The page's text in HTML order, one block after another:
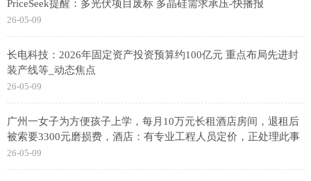
PriceSeek提醒：多光伏项目废标 多晶硅需求承压-快播报
26-05-09
长电科技：2026年固定资产投资预算约100亿元 重点布局先进封
装产线等_动态焦点
26-05-09
广州一女子为方便孩子上学，每月10万元长租酒店房间，退租后
被索要3300元磨损费，酒店：有专业工程人员定价，正处理此事
26-05-09